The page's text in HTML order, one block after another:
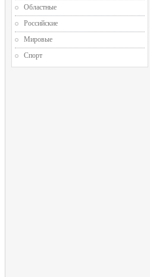
Областные
Российские
Мировые
Спорт